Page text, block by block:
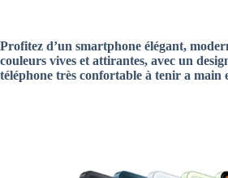
Profitez d’un smartphone élégant,
couleurs vives et attirantes, avec un
téléphone très confortable à tenir a main